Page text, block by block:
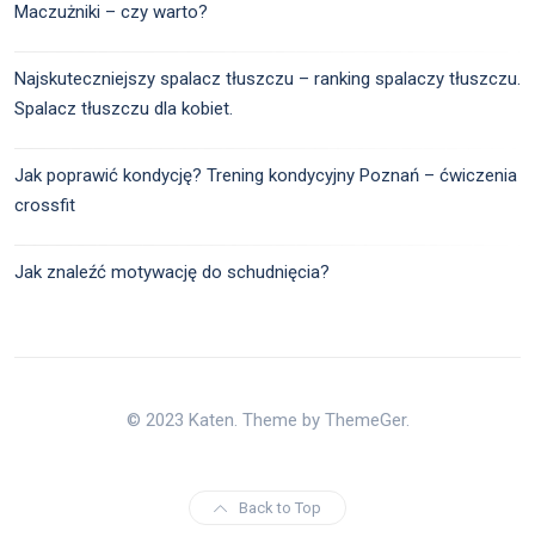
Maczużniki – czy warto?
Najskuteczniejszy spalacz tłuszczu – ranking spalaczy tłuszczu.
Spalacz tłuszczu dla kobiet.
Jak poprawić kondycję? Trening kondycyjny Poznań – ćwiczenia
crossfit
Jak znaleźć motywację do schudnięcia?
© 2023 Katen. Theme by ThemeGer.
Back to Top